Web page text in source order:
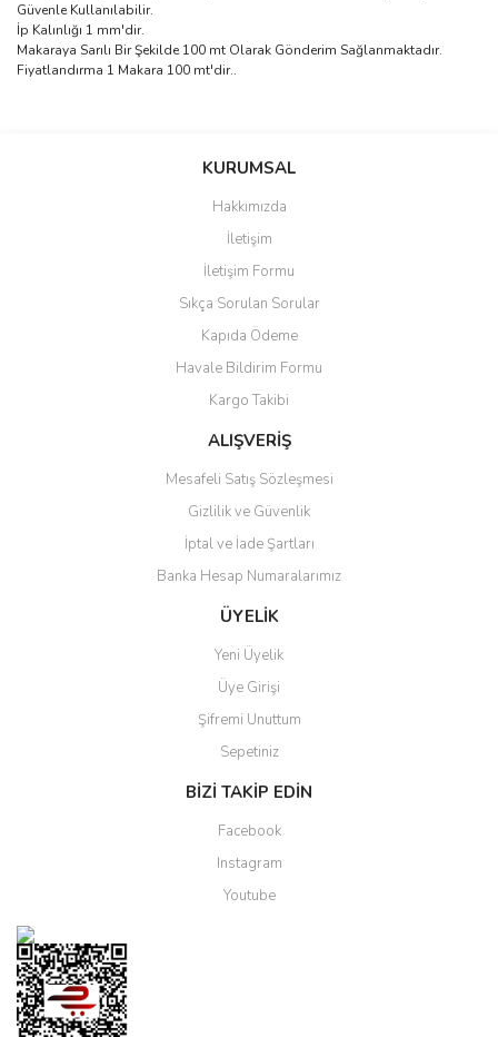
Güvenle Kullanılabilir.
İp Kalınlığı 1 mm'dir.
Makaraya Sarılı Bir Şekilde 100 mt Olarak Gönderim Sağlanmaktadır.
Fiyatlandırma 1 Makara 100 mt'dir..
Bu ürüne ilk yorumu siz yapın!
Yorum Yaz
Ürün resmi kalitesiz, bozuk veya görüntülenemiyor.
Ürün açıklamasında eksik bilgiler bulunuyor.
Ürün bilgilerinde hatalar bulunuyor.
Ürün fiyatı diğer sitelerden daha pahalı.
Bu ürüne benzer farklı alternatifler olmalı.
Gönder
KURUMSAL
Hakkımızda
İletişim
İletişim Formu
Sıkça Sorulan Sorular
Kapıda Ödeme
Havale Bildirim Formu
Kargo Takibi
ALIŞVERİŞ
Mesafeli Satış Sözleşmesi
Gizlilik ve Güvenlik
İptal ve İade Şartları
Banka Hesap Numaralarımız
ÜYELİK
Yeni Üyelik
Üye Girişi
Şifremi Unuttum
Sepetiniz
BİZİ TAKİP EDİN
Facebook
Instagram
Youtube